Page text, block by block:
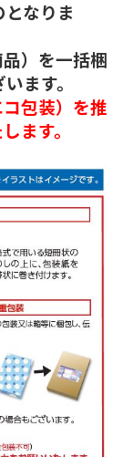
なりま
）を一括梱
ます。
包装）を推
ます。